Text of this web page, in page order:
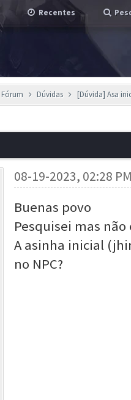
Recentes
Fórum Dúvidas [Dúvida] Asa
08-19-2023, 02:28
Buenas povo
Pesquisei mas
A asinha inicial
no NPC?